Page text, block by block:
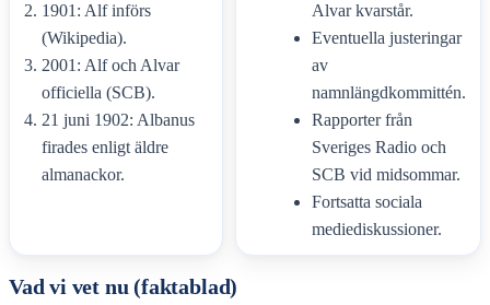
1901: Alf införs
(Wikipedia).
2001: Alf och Alvar
officiella (SCB).
21 juni 1902: Albanus
firades enligt äldre
almanackor.
Alvar kvarstår.
Eventuella justeringar
av
namnlängdkommittén.
Rapporter från
Sveriges Radio och
SCB vid midsommar.
Fortsatta sociala
mediediskussioner.
Vad vi vet nu (faktablad)